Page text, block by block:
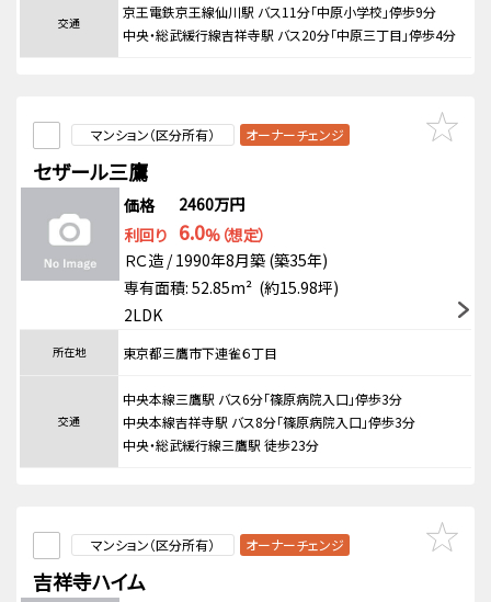
交通
京王電鉄京王線仙川駅 バス11分「中原小学校」停歩9分
中央・総武緩行線吉祥寺駅 バス20分「中原三丁目」停歩4分
マンション（区分所有） オーナーチェンジ
セザール三鷹
価格
2460万円
利回り 6.0%（想定）
ＲＣ造 / 1990年8月築 (築35年)
専有面積: 52.85m² (約15.98坪)
2LDK
所在地 東京都三鷹市下連雀６丁目
交通
中央本線三鷹駅 バス6分「篠原病院入口」停歩3分
中央本線吉祥寺駅 バス8分「篠原病院入口」停歩3分
中央・総武緩行線三鷹駅 徒歩23分
マンション（区分所有） オーナーチェンジ
吉祥寺ハイム